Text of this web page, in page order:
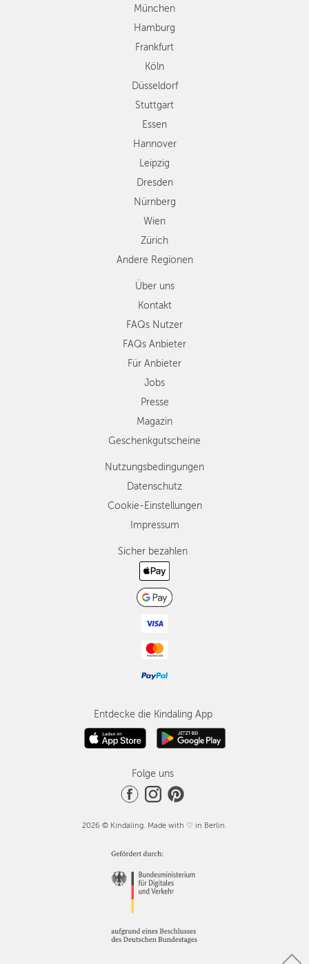
Stuttgart
Essen
Dresden
Nürnberg
Wien
Zürich
Andere
Regionen
München
Hamburg
Frankfurt
Köln
Düsseldorf
Stuttgart
Essen
Hannover
Leipzig
Dresden
Nürnberg
Wien
Zürich
Andere Regionen
Über uns
Kontakt
FAQs Nutzer
FAQs Anbieter
Für Anbieter
Jobs
Presse
Magazin
Geschenkgutscheine
Nutzungsbedingungen
Datenschutz
Cookie-Einstellungen
Impressum
Sicher bezahlen
Entdecke die Kindaling App
Folge uns
2026 © Kindaling. Made with ♡ in Berlin.